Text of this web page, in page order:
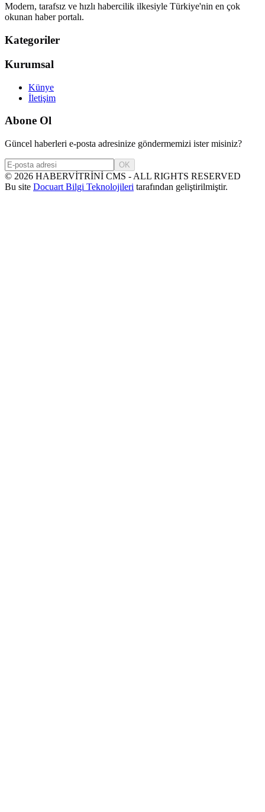
Modern, tarafsız ve hızlı habercilik ilkesiyle Türkiye'nin en çok
okunan haber portalı.
Kategoriler
Kurumsal
Künye
İletişim
Abone Ol
Güncel haberleri e-posta adresinize göndermemizi ister misiniz?
OK
© 2026 HABERVİTRİNİ CMS - ALL RIGHTS RESERVED
Bu site Docuart Bilgi Teknolojileri tarafından geliştirilmiştir.